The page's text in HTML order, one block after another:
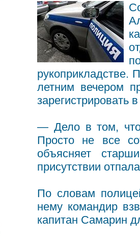
рукоприкладстве.
летним вечером
зарегистрировать
— Дело в том, что
Просто не все
объясняет
присутствии
По словам
нему командир
капитан Самарин